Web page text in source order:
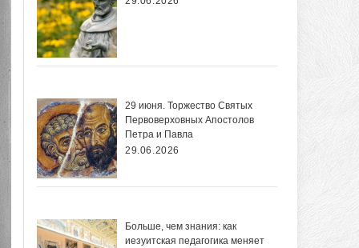
29 июня. Торжество Святых
Первоверховных Апостолов
Петра и Павла
29.06.2026
Больше, чем знания: как
иезуитская педагогика меняет